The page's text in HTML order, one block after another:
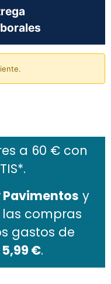
a 60 € con
Pavimentos y
las compras
gastos de
5,99 €.